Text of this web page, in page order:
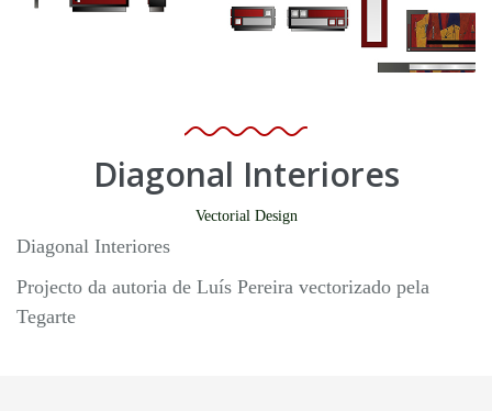
Diagonal Interiores
Vectorial Design
Diagonal Interiores
Projecto da autoria de Luís Pereira vectorizado pela
Tegarte